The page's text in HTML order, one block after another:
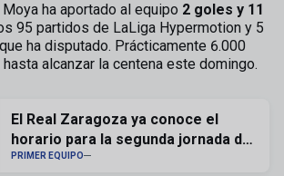
ha aportado al equipo 2 goles y 11
95 partidos de LaLiga Hypermotion y 5
ha disputado. Prácticamente 6.000
alcanzar la centena este domingo.
El Real Zaragoza ya conoce el
horario para la segunda jornada de
liga
PRIMER EQUIPO